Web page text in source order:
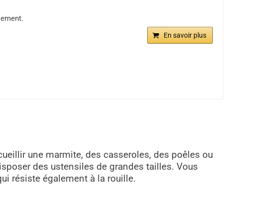
En savoir plus
une marmite, des casseroles, des poêles ou
des ustensiles de grandes tailles. Vous
résiste également à la rouille.